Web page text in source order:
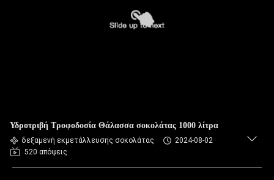
Υδροτριβή Τροφοδοσία Θάλασσα σοκολάτας 1000 λίτρα
δεξαμενή εκμετάλλευσης σοκολάτας
2024-08-02
520 απόψεις